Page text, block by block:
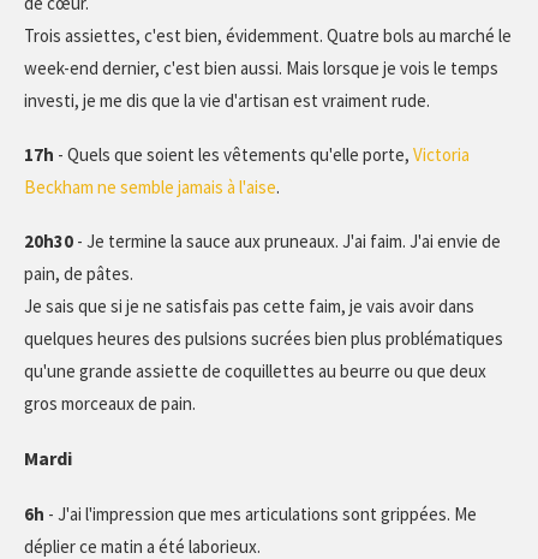
Trois assiettes, c'est bien, évidemment. Quatre bols au marché le
week-end dernier, c'est bien aussi. Mais lorsque je vois le temps
investi, je me dis que la vie d'artisan est vraiment rude.
17h - Quels que soient les vêtements qu'elle porte, Victoria
Beckham ne semble jamais à l'aise.
20h30 - Je termine la sauce aux pruneaux. J'ai faim. J'ai envie de
pain, de pâtes.
Je sais que si je ne satisfais pas cette faim, je vais avoir dans
quelques heures des pulsions sucrées bien plus problématiques
qu'une grande assiette de coquillettes au beurre ou que deux
gros morceaux de pain.
Mardi
6h - J'ai l'impression que mes articulations sont grippées. Me
déplier ce matin a été laborieux.